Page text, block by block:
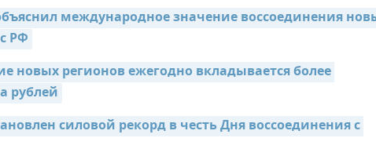
международное значение воссоединения
РФ
новых регионов ежегодно вкладывается более
рублей
силовой рекорд в честь Дня воссоединения с